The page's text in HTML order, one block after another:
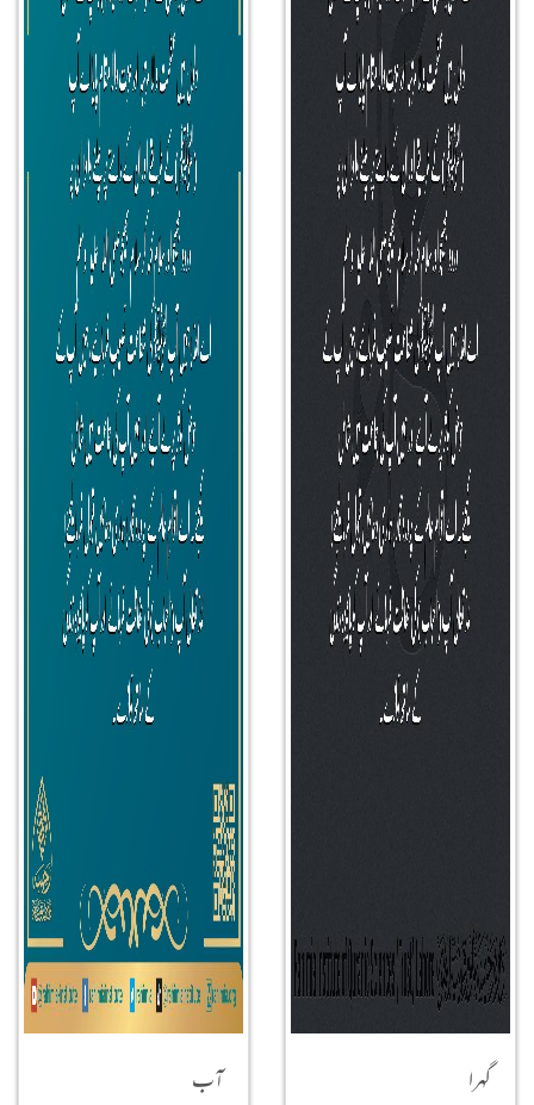
گہرا
آب